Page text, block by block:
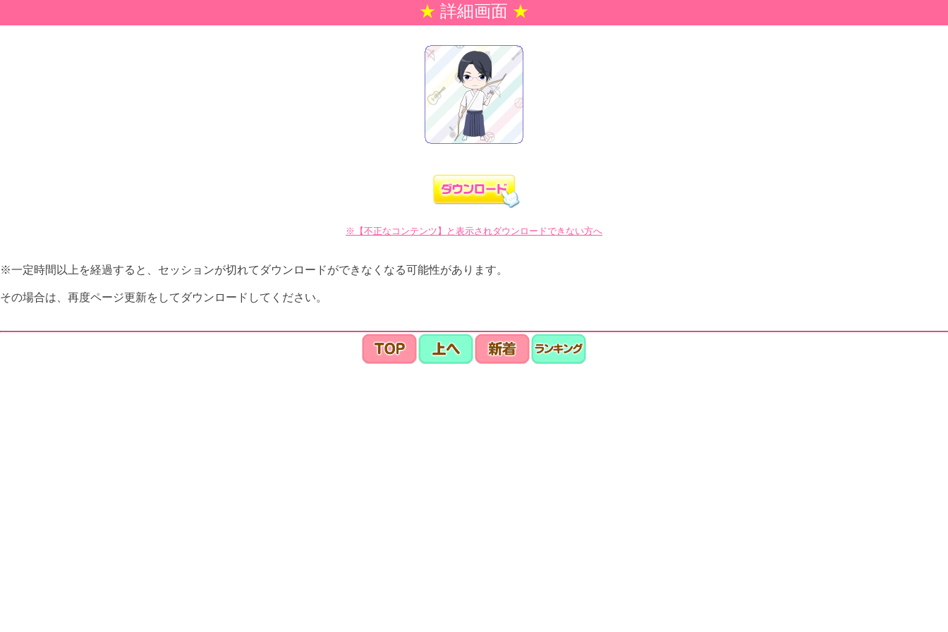
★ 詳細画面 ★
※【不正なコンテンツ】と表示されダウンロードできない方へ
※一定時間以上を経過すると、セッションが切れてダウンロードができなくなる可能性があります。
その場合は、再度ページ更新をしてダウンロードしてください。